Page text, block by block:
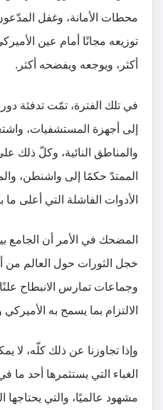
محطات الأمانة، وغفل
توزيعه مجانًا أمام عين
أكثر، ويوجعه ويفضحه أكثر.
في تلك الفترة، تمّت تدفئة
إلى أجهزة المستشفيات،
والمناطق النائية، وكلّ ذلك
الممتدّ حكمًا إلى واشنطن،
الأدوات الفاشلة التي أعلى ما
المضحك في الأمر أن الجامع
خجل الثورات حول العالم من
وجماعات تمارس الانبطاح
الالتزام بما يسمح به الأميركي
وإذا تجاوزنا عن ذلك كلّه، لا
الغباء التي يستثمرها أحد
مشهود عالميًا، والتي